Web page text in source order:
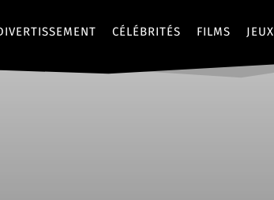
CÉLÉBRITÉS FILMS JEUX